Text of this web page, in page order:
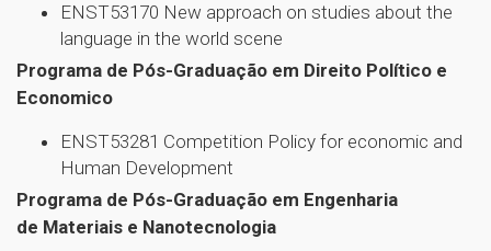
ENST53170 New approach on studies about the
language in the world scene
Programa de Pós-Graduação em Direito Político e
Economico
ENST53281 Competition Policy for economic and
Human Development
Programa de Pós-Graduação em Engenharia
de Materiais e Nanotecnologia